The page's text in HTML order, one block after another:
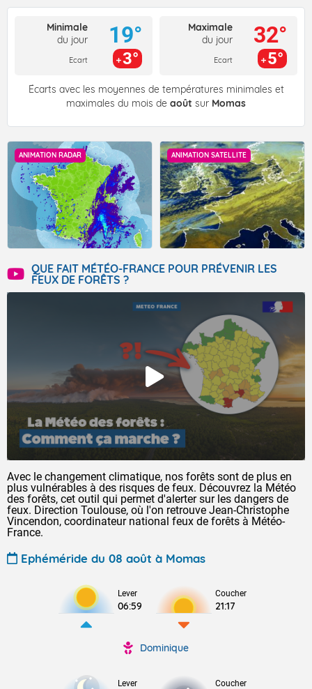
Minimale
du jour
Ecart
19°
3°
Maximale
du jour
Ecart
32°
5°
Écarts avec les moyennes de températures minimales et
maximales du mois de août sur Momas
ANIMATION RADAR ANIMATION SATELLITE
QUE FAIT MÉTÉO-FRANCE POUR PRÉVENIR LES
FEUX DE FORÊTS ?
Avec le changement climatique, nos forêts sont de plus en
plus vulnérables à des risques de feux. Découvrez la Météo
des forêts, cet outil qui permet d'alerter sur les dangers de
feux. Direction Toulouse, où l'on retrouve Jean-Christophe
Vincendon, coordinateur national feux de forêts à Météo-
France.
Ephéméride du 08 août à Momas
Lever
06:59
Coucher
21:17
Dominique
Lever Coucher